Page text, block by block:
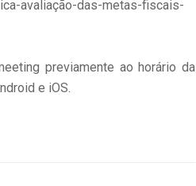
avaliação-das-metas-fiscais-
previamente ao horário da
e iOS.